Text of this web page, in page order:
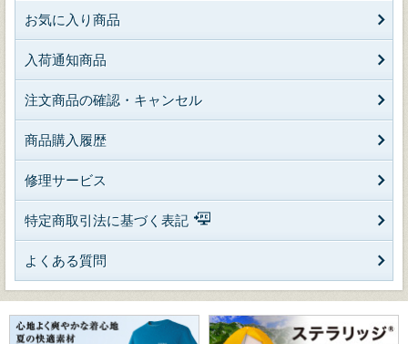
お気に入り商品
入荷通知商品
注文商品の確認・キャンセル
商品購入履歴
修理サービス
特定商取引法に基づく表記
よくある質問